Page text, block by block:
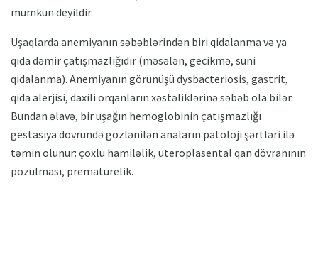
mümkün deyildir.
Uşaqlarda anemiyanın səbəblərindən biri qidalanma və ya
qida dəmir çatışmazlığıdır (məsələn, gecikmə, süni
qidalanma). Anemiyanın görünüşü dysbacteriosis, gastrit,
qida alerjisi, daxili orqanların xəstəliklərinə səbəb ola bilər.
Bundan əlavə, bir uşağın hemoglobinin çatışmazlığı
gestasiya dövründə gözlənilən anaların patoloji şərtləri ilə
təmin olunur: çoxlu hamiləlik, uteroplasental qan dövranının
pozulması, prematürelik.